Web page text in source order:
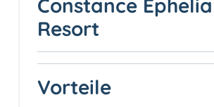
Constance Ephelia
Resort
Vorteile